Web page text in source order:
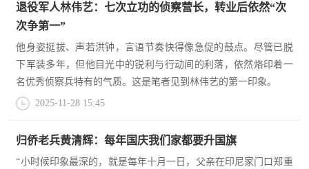
模
役
军
人
风
采
退
退
退役军人林伟艺：七次立功的侦察营长，转业后依然“次
次争第一”
他身姿挺拔、声若洪钟，言语节奏快得像急促的鼓点。尽管已脱
下军装多年，但他目光中的锐利与行动间的利落，依然烙印着一
名优秀侦察兵特有的气质。这是笔者见到林伟艺的第一印象。
2025-11-28 15:45
归侨老兵黄清辉：每年国庆我们家都要升国旗
“小时候印象最深的，就是每年十月一日，父亲在印尼家门口郑重